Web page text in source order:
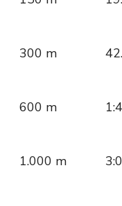
300 m
600 m
1.000 m